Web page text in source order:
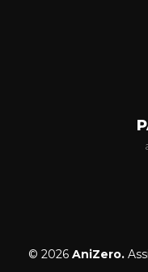
© 2026 AniZero.